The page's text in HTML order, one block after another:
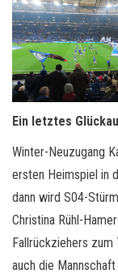
Ein letztes
Winter-Neuzugang
ersten Heimspiel in
dann wird S04-
Christina Rühl-
Fallrückziehers
auch die